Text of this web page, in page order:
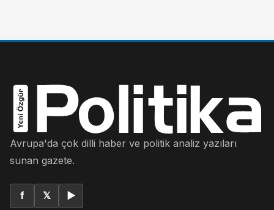
Avrupa'da çok dilli haber ve politik analiz yazıları
sunan gazete.
f 𝕏 ▶